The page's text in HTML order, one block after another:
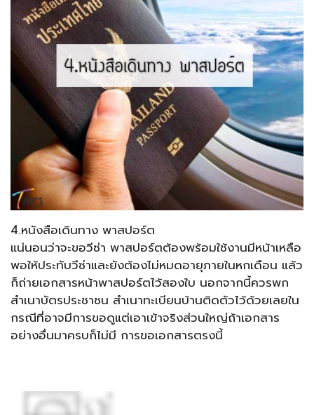
4.หนังสือเดินทาง พาสปอร์ต
แน่นอนว่าจะขอวีซ่า พาสปอร์ตต้องพร้อมใช้งานมีหน้าเหลือ
พอให้ประทับวีซ่าและยังต้องไม่หมดอายุภายในหกเดือน แล้ว
ก็ถ่ายเอกสารหน้าพาสปอร์ตไว้สองใบ นอกจากนี้ควรพก
สำเนาบัตรประชาชน สำเนาทะเบียนบ้านติดตัวไว้ด้วยเลยใน
กรณีที่อาจมีการขอดูแต่เอาเข้าจริงส่วนใหญ่ถ้าเอกสาร
อย่างอื่นมาครบก็ไม่มี การขอเอกสารตรงนี้